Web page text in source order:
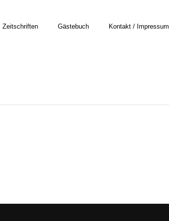
Zeitschriften Gästebuch Kontakt / Impressum